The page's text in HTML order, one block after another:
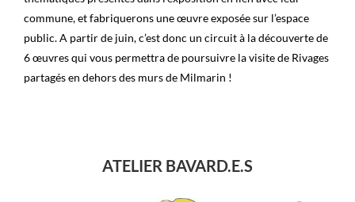
commune, et fabriquerons une œuvre exposée sur l’espace
public. A partir de juin, c’est donc un circuit à la découverte de
6 œuvres qui vous permettra de poursuivre la visite de Rivages
partagés en dehors des murs de Milmarin !
ATELIER BAVARD.E.S